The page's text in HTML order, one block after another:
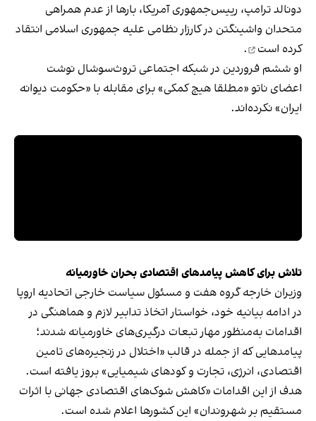
دونالد ترامپ، رییس‌جمهوری آمریکا، بارها از عدم همراهی
متحدان واشینگتن در کارزار نظامی علیه جمهوری اسلامی انتقاد
کرده است
.
او ششم فروردین در شبکه اجتماعی تروث‌سوشال نوشت
اعضای ناتو «مطلقا هیچ کمکی» برای مقابله با «حکومت دیوانه
ایران» نکرده‌اند.
تلاش برای کاهش پیامدهای اقتصادی بحران خاورمیانه
وزیران خارجه گروه هفت و مسئول سیاست خارجی اتحادیه اروپا
در ادامه بیانیه خود، خواستار اتخاذ تدابیر لازم و هماهنگی در
اقدامات به‌منظور مهار تبعات درگیری‌های خاورمیانه شدند؛
پیامدهایی که از جمله در قالب «اختلال در زنجیره‌های تامین
اقتصادی، انرژی، تجارت و کودهای شیمیایی» بروز یافته است.
هدف از این اقدامات «کاهش شوک‌های اقتصادی جهانی با اثرات
مستقیم بر شهروندان» این کشورها اعلام شده است.